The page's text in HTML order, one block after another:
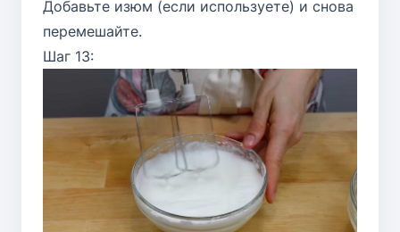
Добавьте изюм (если используете) и снова
перемешайте.
Шаг 13: